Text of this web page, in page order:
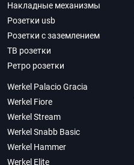
Накладные механизмы
Розетки usb
Розетки с заземлением
ТВ розетки
Ретро розетки
Werkel Palacio Gracia
Werkel Fiore
Werkel Stream
Werkel Snabb Basic
Werkel Hammer
Werkel Elite